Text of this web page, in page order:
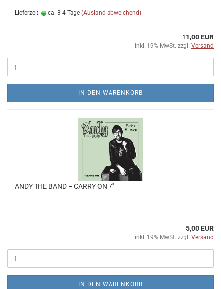
Lieferzeit: ca. 3-4 Tage (Ausland abweichend)
11,00 EUR
inkl. 19% MwSt. zzgl. Versand
IN DEN WARENKORB
ANDY THE BAND – CARRY ON 7''
5,00 EUR
inkl. 19% MwSt. zzgl. Versand
IN DEN WARENKORB